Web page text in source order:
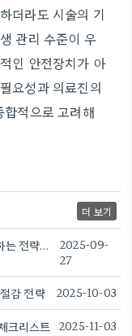
더라도 시술의 기
관리 수준이 우
인 안전장치가 아
요성과 의료진의
적으로 고려해
더 보기
임플란트비용과 보험가입으로 현명하게 대비하는 전략과 선택
2025-09-
27
감 전략 2025-10-03
크리스트 2025-11-03